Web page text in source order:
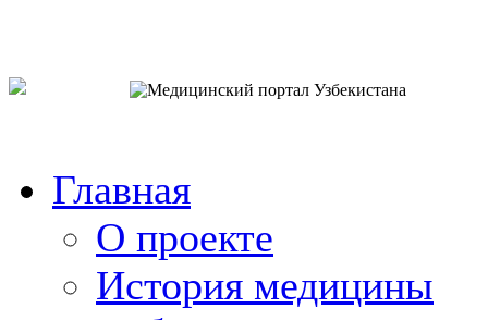
Главная
О проекте
История медицины